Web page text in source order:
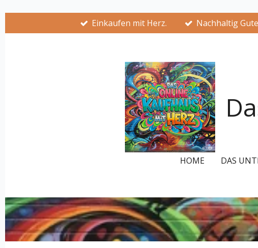
springen
Einkaufen mit Herz. Nachhaltig
HOME DAS